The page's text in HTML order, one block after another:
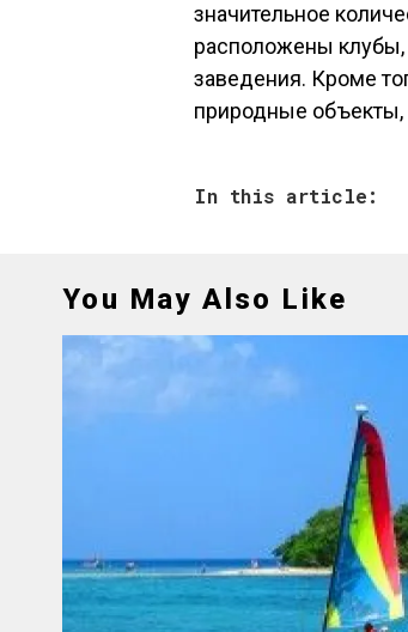
значительное
расположены клубы,
заведения. Кроме
природные объекты,
In this article:
You May Also Like